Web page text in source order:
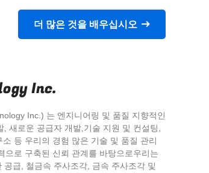
으로 고객과 공급자에게 고품질 서
비스를 제공하고 있습니다.
더 많은 것을 배우십시오
Inc.
Inc.) 는 엔지니어링 및 품질 지향적인
새로운 공급자 개발,기술 지원 및 컨설팅,
등 우리의 경험 많은 기술 및 품질 관리
으로 구축된 신뢰 관계를 바탕으로우리는
급, 철금속 주사조각, 금속 주사조각 및